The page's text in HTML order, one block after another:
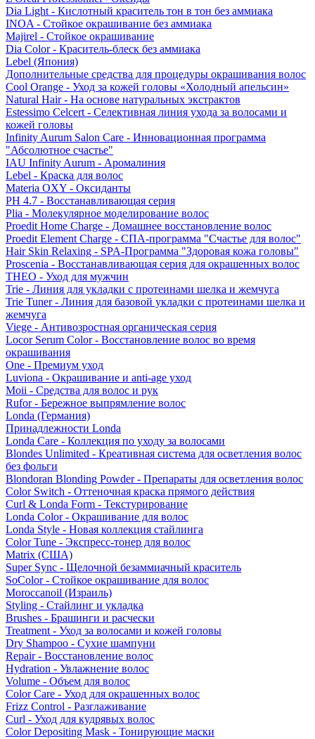
Dia Light - Кислотный краситель тон в тон без аммиака
INOA - Стойкое окрашивание без аммиака
Majirel - Стойкое окрашивание
Dia Color - Краситель-блеск без аммиака
Lebel (Япония)
Дополнительные средства для процедуры окрашивания волос
Cool Orange - Уход за кожей головы «Холодный апельсин»
Natural Hair - На основе натуральных экстрактов
Estessimo Celcert - Селективная линия ухода за волосами и
кожей головы
Infinity Aurum Salon Care - Инновационная программа
"Абсолютное счастье"
IAU Infinity Aurum - Аромалиния
Lebel - Краска для волос
Materia OXY - Оксиданты
PH 4.7 - Восстанавливающая серия
Plia - Молекулярное моделирование волос
Proedit Home Charge - Домашнее восстановление волос
Proedit Element Charge - СПА-программа "Счастье для волос"
Hair Skin Relaxing - SPA-Программа "Здоровая кожа головы"
Proscenia - Восстанавливающая серия для окрашенных волос
THEO - Уход для мужчин
Trie - Линия для укладки с протеинами шелка и жемчуга
Trie Tuner - Линия для базовой укладки с протеинами шелка и
жемчуга
Viege - Антивозростная органическая серия
Locor Serum Color - Восстановление волос во время
окрашивания
One - Премиум уход
Luviona - Окрашивание и anti-age уход
Moii - Средства для волос и рук
Rufor - Бережное выпрямление волос
Londa (Германия)
Принадлежности Londa
Londa Care - Коллекция по уходу за волосами
Blondes Unlimited - Креативная система для осветления волос
без фольги
Blondoran Blonding Powder - Препараты для осветления волос
Color Switch - Оттеночная краска прямого действия
Curl & Londa Form - Текстурирование
Londa Color - Окрашивание для волос
Londa Style - Новая коллекция стайлинга
Color Tune - Экспресс-тонер для волос
Matrix (США)
Super Sync - Щелочной безаммиачный краситель
SoColor - Стойкое окрашивание для волос
Moroccanoil (Израиль)
Styling - Стайлинг и укладка
Brushes - Брашинги и расчески
Treatment - Уход за волосами и кожей головы
Dry Shampoo - Сухие шампуни
Repair - Восстановление волос
Hydration - Увлажнение волос
Volume - Объем для волос
Color Care - Уход для окрашенных волос
Frizz Control - Разглаживание
Curl - Уход для кудрявых волос
Color Depositing Mask - Тонирующие маски